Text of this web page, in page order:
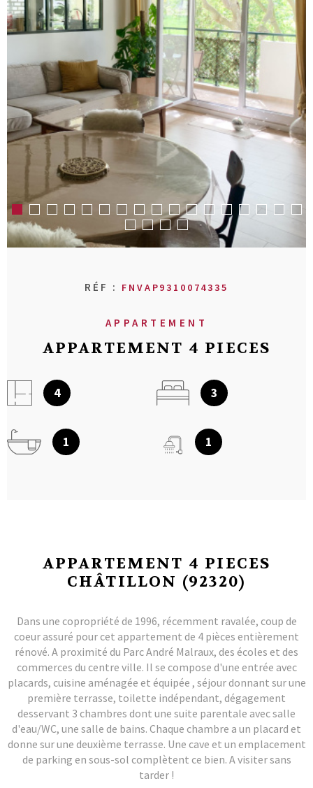
AVIS CLIENT
MON
CONTACT
RÉF : FNVAP9310074335
APPARTEMENT
APPARTEMENT 4 PIECES
4 3
1 1
APPARTEMENT 4 PIECES
CHÂTILLON (92320)
Dans une copropriété de 1996, récemment ravalée, coup de
coeur assuré pour cet appartement de 4 pièces entièrement
rénové. A proximité du Parc André Malraux, des écoles et des
commerces du centre ville. Il se compose d'une entrée avec
placards, cuisine aménagée et équipée , séjour donnant sur une
première terrasse, toilette indépendant, dégagement
desservant 3 chambres dont une suite parentale avec salle
d'eau/WC, une salle de bains. Chaque chambre a un placard et
donne sur une deuxième terrasse. Une cave et un emplacement
de parking en sous-sol complètent ce bien. A visiter sans
tarder !
RECHERCHER